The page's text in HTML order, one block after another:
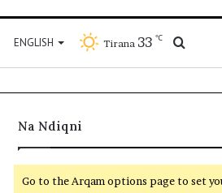
ENGLISH
për
Tirana 33 ℃
Na Ndiqni
Go to the Arqam options page to set